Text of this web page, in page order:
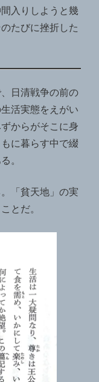
入りしようと幾
たびに挫折した
日清戦争の前の
活実態をえがい
からがそこに身
に暮らす中で綴
。
「貧天地」の実
とだ。